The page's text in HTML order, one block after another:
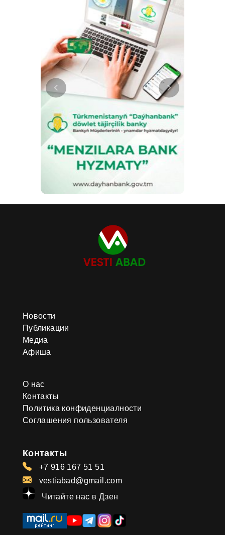
Новости
Публикации
Медиа
Афиша
О нас
Контакты
Политика конфиденциалности
Соглашения пользователя
Контакты
+7 916 167 51 51
vestiabad@gmail.com
Читайте нас в Дзен